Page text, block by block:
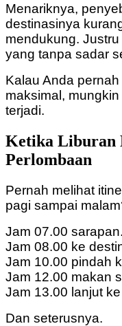
Menariknya,
destinasinya
mendukung.
yang tanpa sadar
Kalau Anda
maksimal,
terjadi.
Ketika Liburan
Perlombaan
Pernah melihat
pagi sampai
Jam 07.00 sarapan.
Jam 08.00 ke
Jam 10.00 pindah
Jam 12.00 makan
Jam 13.00 lanjut
Dan seterusnya.